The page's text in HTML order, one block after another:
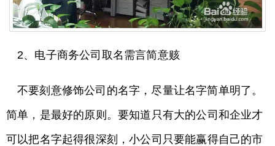
2、电子商务公司取名需言简意赅
不要刻意修饰公司的名字，尽量让名字简单明了。
简单，是最好的原则。要知道只有大的公司和企业才
可以把名字起得很深刻，小公司只要能赢得自己的市